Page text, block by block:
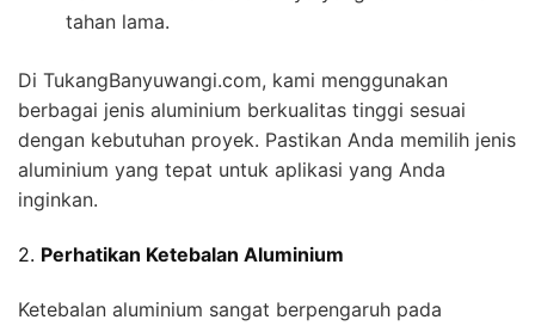
tahan lama.
Di TukangBanyuwangi.com, kami menggunakan
berbagai jenis aluminium berkualitas tinggi sesuai
dengan kebutuhan proyek. Pastikan Anda memilih jenis
aluminium yang tepat untuk aplikasi yang Anda
inginkan.
2. Perhatikan Ketebalan Aluminium
Ketebalan aluminium sangat berpengaruh pada